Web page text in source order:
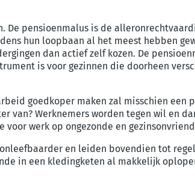
. De pensioenmalus is d e
hun loopbaan al het meest hebben
gingen dan actief zelf kozen. De
is voor gezinnen die doorheen
goedkoper maken zal misschien een
van? Werknemers worden tegen wil en
werk op ongezonde en
en leiden bovendien tot
in een kledingketen al makkelijk